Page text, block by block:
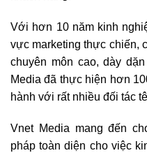
Với hơn 10 năm kinh
vực marketing thực chiến,
chuyên môn cao, dày
Media đã thực hiện hơn
hành với rất nhiều đối tác
Vnet Media mang đến
pháp toàn diện cho việc